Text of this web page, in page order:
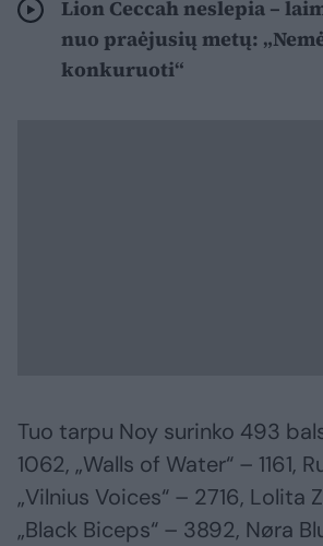
Lion Ceccah neslepia –
nuo praėjusių metų:
konkuruoti“
Tuo tarpu Noy surinko 493
1062, „Walls of Water“ – 1161,
„Vilnius Voices“ – 2716, Lolita
„Black Biceps“ – 3892, Nøra